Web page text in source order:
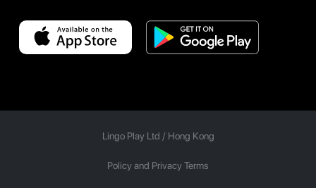
Lingo Play Ltd / Hong Kong
Policy and Privacy Terms